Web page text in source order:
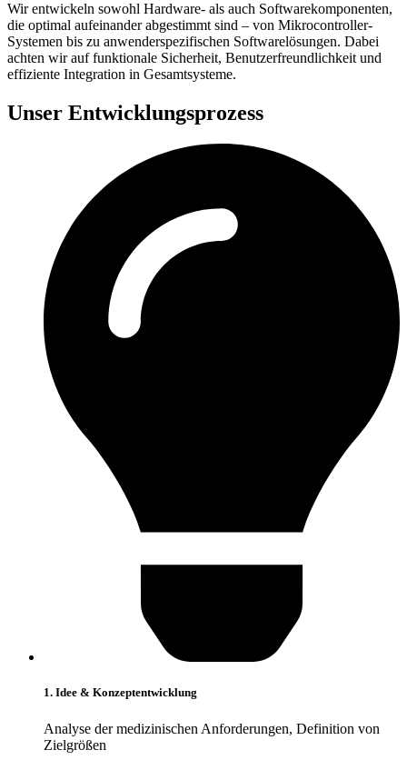
Wir entwickeln sowohl Hardware- als auch Softwarekomponenten,
die optimal aufeinander abgestimmt sind – von Mikrocontroller-
Systemen bis zu anwenderspezifischen Softwarelösungen. Dabei
achten wir auf funktionale Sicherheit, Benutzerfreundlichkeit und
effiziente Integration in Gesamtsysteme.
Unser Entwicklungsprozess
1. Idee & Konzeptentwicklung
Analyse der medizinischen Anforderungen, Definition von
Zielgrößen